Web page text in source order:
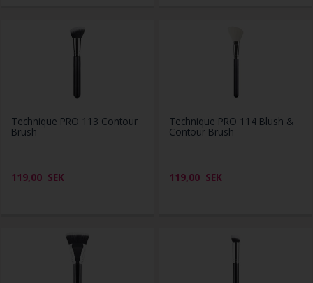
Technique PRO 113 Contour
Brush
119,00 SEK
Technique PRO 114 Blush &
Contour Brush
119,00 SEK